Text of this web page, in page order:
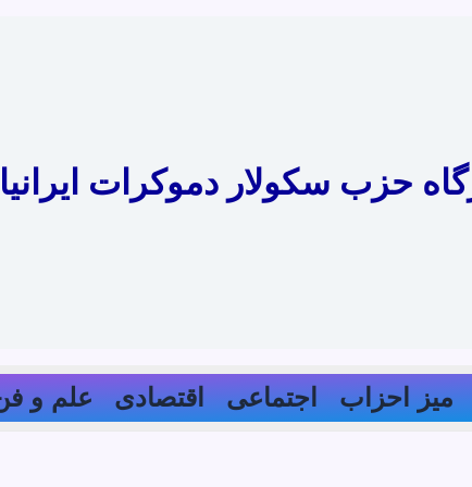
حزب سکولار دموکرات
میز احزاب اجتماعی اقتصادی علم و